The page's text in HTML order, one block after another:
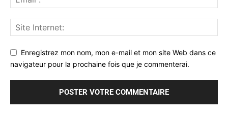
Enregistrez mon nom, mon e-mail et mon site Web dans ce
navigateur pour la prochaine fois que je commenterai.